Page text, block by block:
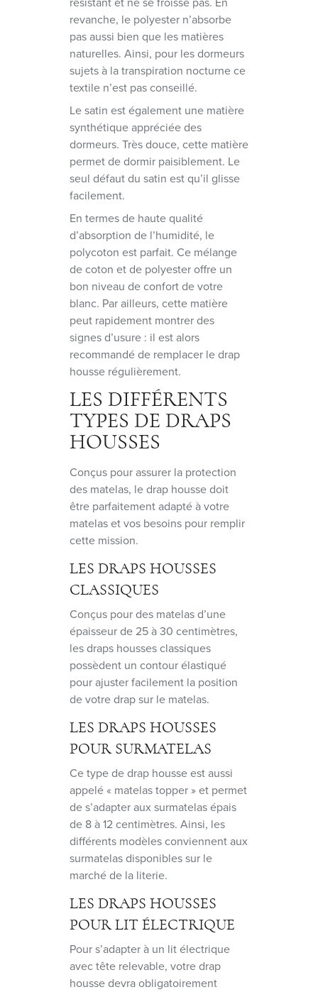
revanche, le polyester n’absorbe
pas aussi bien que les matières
naturelles. Ainsi, pour les dormeurs
sujets à la transpiration nocturne ce
textile n’est pas conseillé.
Le satin est également une matière
synthétique appréciée des
dormeurs. Très douce, cette matière
permet de dormir paisiblement. Le
seul défaut du satin est qu’il glisse
facilement.
En termes de haute qualité
d’absorption de l’humidité, le
polycoton est parfait. Ce mélange
de coton et de polyester offre un
bon niveau de confort de votre
blanc. Par ailleurs, cette matière
peut rapidement montrer des
signes d’usure : il est alors
recommandé de remplacer le drap
housse régulièrement.
LES DIFFÉRENTS
TYPES DE DRAPS
HOUSSES
Conçus pour assurer la protection
des matelas, le drap housse doit
être parfaitement adapté à votre
matelas et vos besoins pour remplir
cette mission.
LES DRAPS HOUSSES
CLASSIQUES
Conçus pour des matelas d’une
épaisseur de 25 à 30 centimètres,
les draps housses classiques
possèdent un contour élastiqué
pour ajuster facilement la position
de votre drap sur le matelas.
LES DRAPS HOUSSES
POUR SURMATELAS
Ce type de drap housse est aussi
appelé « matelas topper » et permet
de s’adapter aux surmatelas épais
de 8 à 12 centimètres. Ainsi, les
différents modèles conviennent aux
surmatelas disponibles sur le
marché de la literie.
LES DRAPS HOUSSES
POUR LIT ÉLECTRIQUE
Pour s’adapter à un lit électrique
avec tête relevable, votre drap
housse devra obligatoirement